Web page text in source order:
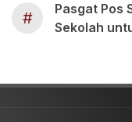
#
Pasgat Pos
Sekolah